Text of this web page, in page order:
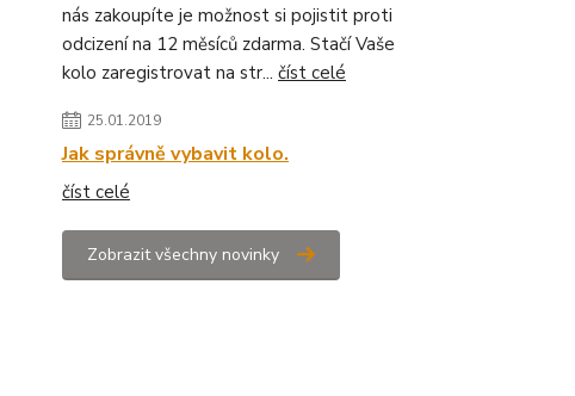
nás zakoupíte je možnost si pojistit proti
odcizení na 12 měsíců zdarma. Stačí Vaše
kolo zaregistrovat na str... číst celé
25.01.2019
Jak správně vybavit kolo.
číst celé
Zobrazit všechny novinky